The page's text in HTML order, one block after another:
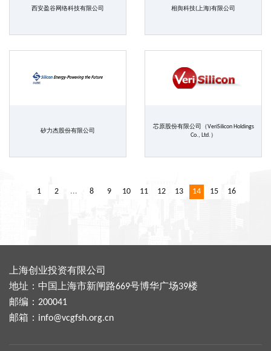
西安盈谷网络科技有限公司 相舆科技(上海)有限公司
矽力杰股份有限公司
芯原股份有限公司（VeriSilicon Holdings
Co., Ltd.）
1 2 ... 8 9 10 11 12 13 14 15 16
上海创业投资有限公司
地址：中国上海市新闸路669号博华广场39楼
邮编：200041
邮箱： info@vcgfsh.org.cn